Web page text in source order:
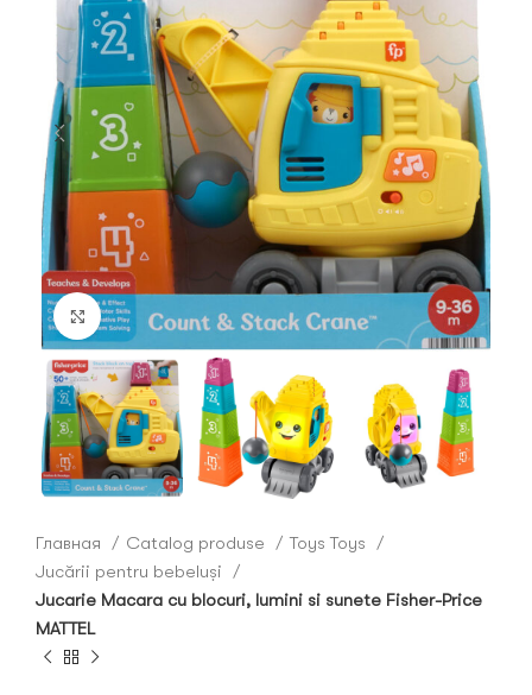
Click to enlarge
Главная Catalog produse
Toys Toys
Jucării pentru bebeluși
Jucarie Macara cu blocuri, lumini si sunete Fisher-Price
MATTEL